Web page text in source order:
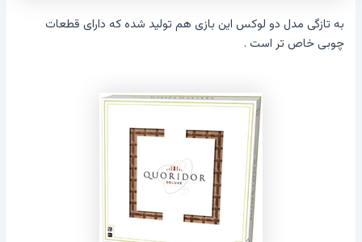
به تازگی مدل دو لوکس این بازی هم تولید شده که دارای قطعات
چوبی خاص تر است .